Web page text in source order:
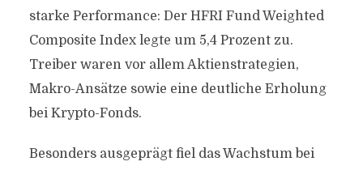
starke Performance: Der HFRI Fund Weighted
Composite Index legte um 5,4 Prozent zu.
Treiber waren vor allem Aktienstrategien,
Makro-Ansätze sowie eine deutliche Erholung
bei Krypto-Fonds.
Besonders ausgeprägt fiel das Wachstum bei